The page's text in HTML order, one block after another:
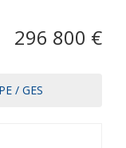
296 800 €
/ GES